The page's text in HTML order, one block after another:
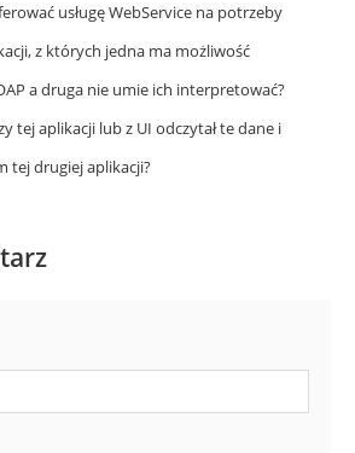
usługę WebService na potrzeby
z których jedna ma możliwość
a druga nie umie ich interpretować?
tej aplikacji lub z UI odczytał te dane i
tej drugiej aplikacji?